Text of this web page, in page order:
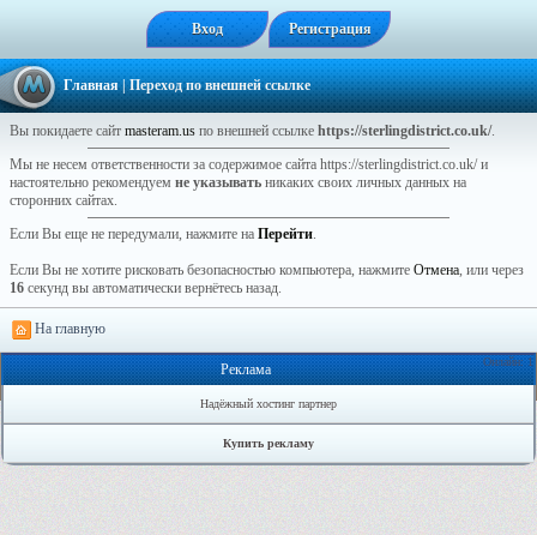
Вход Регистрация
Главная| Переход по внешней ссылке
Вы покидаете сайт masteram.us по внешней ссылке https://sterlingdistrict.co.uk/.
Мы не несем ответственности за содержимое сайта https://sterlingdistrict.co.uk/ и
настоятельно рекомендуем не указывать никаких своих личных данных на
сторонних сайтах.
Если Вы еще не передумали, нажмите на Перейти.
Если Вы не хотите рисковать безопасностью компьютера, нажмите Отмена, или через
16 секунд вы автоматически вернётесь назад.
На главную
Онлайн: 1
Реклама
Надёжный хостинг партнер
Купить рекламу